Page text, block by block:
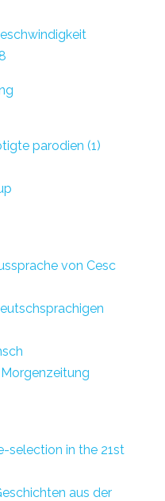
parodien (1)
von Cesc
selection in the 21st
aus der